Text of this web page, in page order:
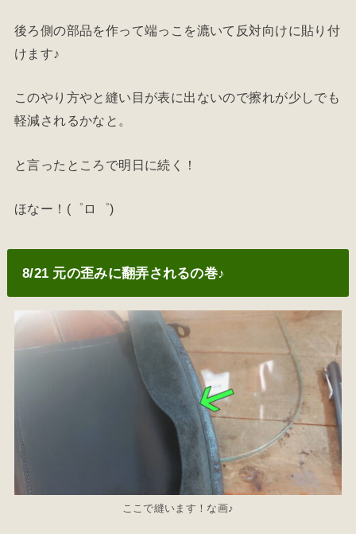
後ろ側の部品を作って端っこを漉いて反対向けに貼り付
けます♪
このやり方やと縫い目が表に出ないので擦れが少しでも
軽減されるかなと。
と言ったところで明日に続く！
ほなー！(゜ロ゜)
8/21 元の歪みに翻弄されるの巻♪
ここで縫います！な画♪